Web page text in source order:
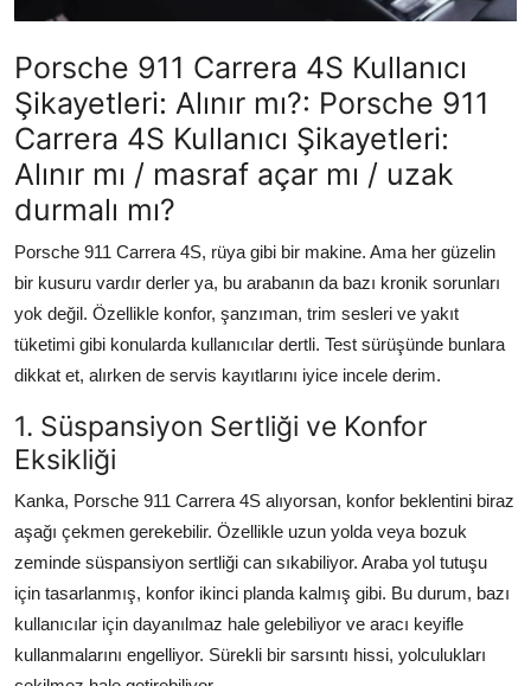
Elektrik & Akü
Klima & Konfor
Aydınlatma & Görüş
Şanzıman & Aktarma
Dizel Sistemler
Multimedya & Elektronik
Porsche 911 Carrera 4S Kullanıcı
Şikayetleri: Alınır mı?: Porsche 911
Carrera 4S Kullanıcı Şikayetleri:
Alınır mı / masraf açar mı / uzak
durmalı mı?
Porsche 911 Carrera 4S, rüya gibi bir makine. Ama her güzelin
bir kusuru vardır derler ya, bu arabanın da bazı kronik sorunları
yok değil. Özellikle konfor, şanzıman, trim sesleri ve yakıt
tüketimi gibi konularda kullanıcılar dertli. Test sürüşünde bunlara
dikkat et, alırken de servis kayıtlarını iyice incele derim.
1. Süspansiyon Sertliği ve Konfor
Eksikliği
Kanka, Porsche 911 Carrera 4S alıyorsan, konfor beklentini biraz
aşağı çekmen gerekebilir. Özellikle uzun yolda veya bozuk
zeminde süspansiyon sertliği can sıkabiliyor. Araba yol tutuşu
için tasarlanmış, konfor ikinci planda kalmış gibi. Bu durum, bazı
kullanıcılar için dayanılmaz hale gelebiliyor ve aracı keyifle
kullanmalarını engelliyor. Sürekli bir sarsıntı hissi, yolculukları